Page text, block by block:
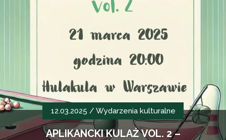
12.03.2025 / Wydarzenia kulturalne
APLIKANCKI KULAŻ VOL. 2 –